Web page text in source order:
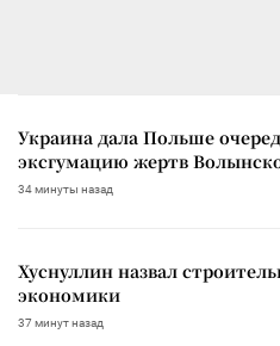
Украина дала Польше
эксгумацию жертв
34 минуты назад
Хуснуллин назвал
экономики
37 минут назад